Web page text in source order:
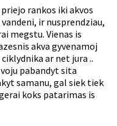
rankos iki akvos
ir nusprendziau,
megstu. Vienas is
akva gyvenamoj
ar net jura ..
pabandyt sita
samanu, gal siek tiek
koks patarimas is